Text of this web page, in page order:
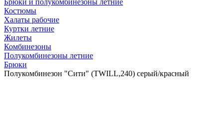
Брюки и полукомбинезоны летние
Костюмы
Халаты рабочие
Куртки летние
Жилеты
Комбинезоны
Полукомбинезоны летние
Брюки
Полукомбинезон "Сити" (TWILL,240) серый/красный